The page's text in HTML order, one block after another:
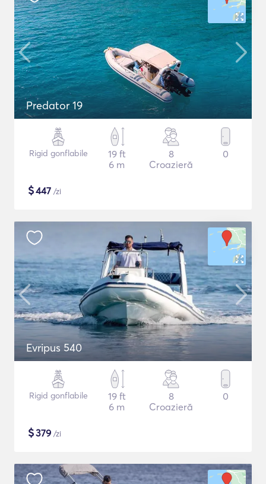
Predator 19
Rigid gonflabile
19 ft
6 m
8
Croazieră
0
$447 /zi
Evripus 540
Rigid gonflabile
19 ft
6 m
8
Croazieră
0
$379 /zi